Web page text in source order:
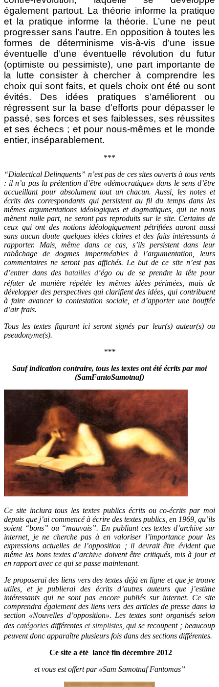
également partout. La théorie informe la pratique
et la pratique informe la théorie. L’une ne peut
progresser sans l’autre. En opposition à toutes les
formes de déterminisme vis-à-vis d’une issue
éventuelle d’une éventuelle révolution du futur
(optimiste ou pessimiste), une part importante de
la lutte consister à chercher à comprendre les
choix qui sont faits, et quels choix ont été ou sont
évités. Des idées pratiques s’améliorent ou
régressent sur la base d’efforts pour dépasser le
passé, ses forces et ses faiblesses, ses réussites
et ses échecs ; et pour nous-mêmes et le monde
entier, inséparablement.
***
“Dialectical Delinquents” n’est pas de ces sites ouverts à tous vents
: il n’a pas la prétention d’être «démocratique» dans le sens d’être
accueillant pour absolument tout un chacun. Aussi, les notes et
écrits des correspondants qui persistent au fil du temps dans les
mêmes argumentations idéologiques et dogmatiques, qui ne nous
mènent nulle part, ne seront pas reproduits sur le site. Certains de
ceux qui ont des notions idéologiquement pétrifiées auront aussi
sans aucun doute quelques idées claires et des faits intéressants à
rapporter. Mais, même dans ce cas, s’ils persistent dans leur
rabâchage de dogmes imperméables à l’argumentation, leurs
commentaires ne seront pas affichés. Le but de ce site n’est pas
d’entrer dans desbatailles d‘égo ou de se prendre la tête pour
réfuter de manière répétée les mêmes idées périmées, mais de
développer des perspectives qui clarifient des idées, qui contribuent
à faire avancer la contestation sociale, et d’apporter une bouffée
d’air frais.
Tous les textes figurant ici seront signés par leur(s) auteur(s) ou
pseudonyme(s).
***
Sauf indication contraire, tous les textes ont été écrits par moi
(SamFantoSamotnaf)
Ce site inclura tous les textes publics écrits ou co-écrits par moi
depuis que j’ai commencé à écrire des textes publics, en 1969, qu’ils
soient “bons” ou “mauvais”. En publiant ces textes d’archive sur
internet, je ne cherche pas à en valoriser l’importance pour les
expressions actuelles de l’opposition ; il devrait être évident que
même les bons textes d’archive doivent être critiqués, mis à jour et
en rapport avec ce qui se passe maintenant.
Je proposerai des liens vers des textes déjà en ligne et que je trouve
utiles, et je publierai des écrits d’autres auteurs que j’estime
intéressants qui ne sont pas encore publiés sur internet. Ce site
comprendra également des liens vers des articles de presse dans la
section «Nouvelles d’opposition». Les textes sont organisés selon
des catégories différenteset simplistes, qui se recoupent ; beaucoup
peuvent donc apparaître plusieurs fois dans des sections différentes.
Ce site a été lancé fin décembre 2012
et vous est offert par «Sam Samotnaf Fantomas”